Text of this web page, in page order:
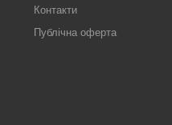
Контакти
Публічна оферта